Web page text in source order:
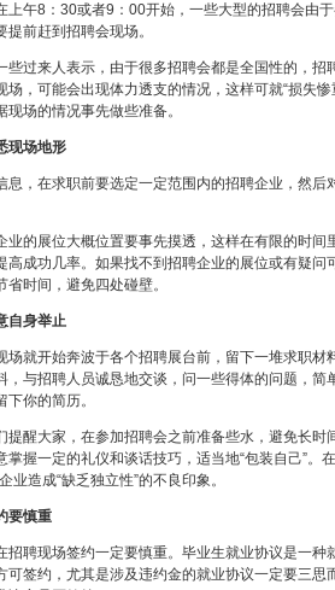
午8：30或者9：00开始，一些大型的招聘会由于
前赶到招聘会现场。
过来人表示，由于很多招聘会都是全国性的，招
场，可能会出现体力透支的情况，这样可就“损失
场的情况事先做些准备。
现场地形
，在求职前要选定一定范围内的招聘企业，然后
的展位大概位置要事先摸透，这样在有限的时间
高成功几率。如果找不到招聘企业的展位或有疑
时间，避免四处碰壁。
自身举止
就开始奔波于各个招聘展台前，留下一堆求职材
，与招聘人员诚恳地交谈，问一些得体的问题，
你的简历。
醒大家，在参加招聘会之前准备些水，避免长时
掌握一定的礼仪和谈话技巧，适当地“包装自己”。
业造成“缺乏独立性”的不良印象。
要慎重
聘现场签约一定要慎重。毕业生就业协议是一种
可签约，尤其是涉及违约金的就业协议一定要三